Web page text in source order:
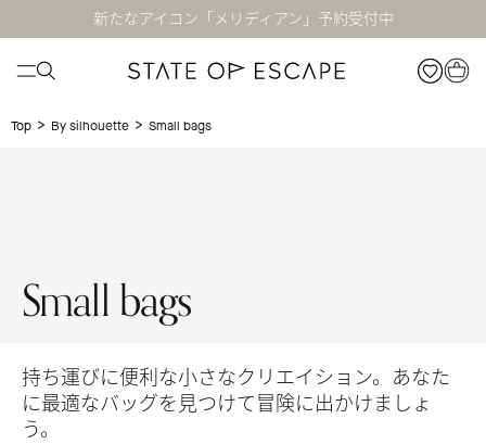
新たなアイコン「メリディアン」予約受付中
Top > By silhouette > Small bags
Small bags
持ち運びに便利な小さなクリエイション。あなた
に最適なバッグを見つけて冒険に出かけましょ
う。